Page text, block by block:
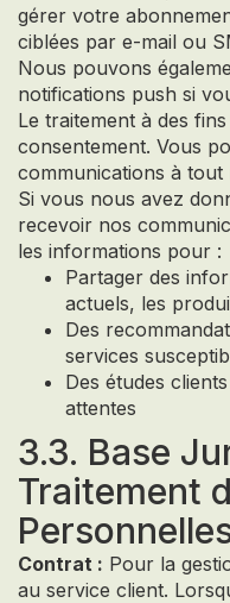
gérer votre
ciblées par e-mail ou
Nous pouvons
notifications push si
Le traitement à des
consentement. Vous
communications à tout
Si vous nous avez
recevoir nos
les informations pour :
Partager des
actuels, les
Des
services
Des études
attentes
3.3. Base
Traitement
Contrat : Pour la
au service client.